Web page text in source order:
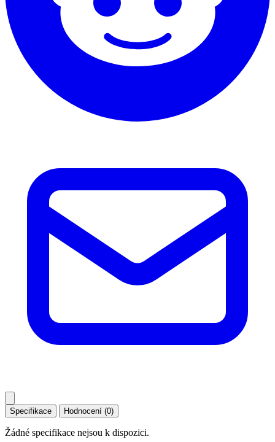
Specifikace Hodnocení (0)
Žádné specifikace nejsou k dispozici.